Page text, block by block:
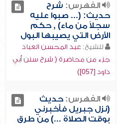
الفهرس: شرح
حديث: (... صبوا عليه
سجلاً من ماء) , حكم
الأرض التي يصيبها البول
للشيخ: عبد المحسن العباد
جزء من محاضرة ( شرح سنن أبي
داود [057])
الفهرس:حديث
(نزل جبريل فأخبرني
بوقت الصلاة ...) من طرق